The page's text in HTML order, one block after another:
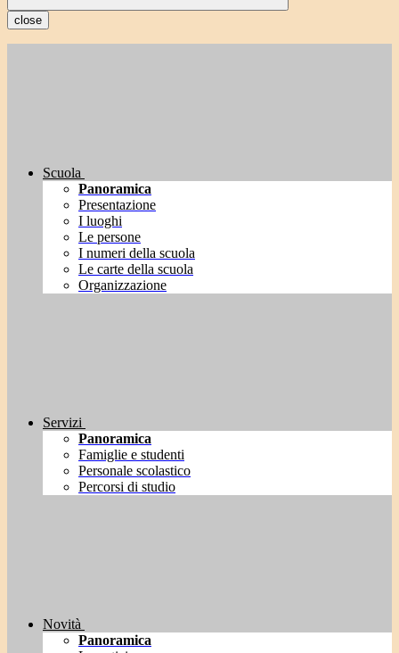
close
Scuola
Panoramica
Presentazione
I luoghi
Le persone
I numeri della scuola
Le carte della scuola
Organizzazione
Servizi
Panoramica
Famiglie e studenti
Personale scolastico
Percorsi di studio
Novità
Panoramica